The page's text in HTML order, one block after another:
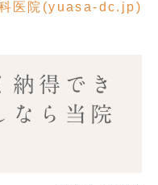
医院(yuasa-dc.jp)
納得でき
なら当院